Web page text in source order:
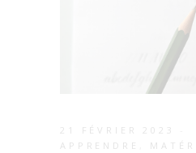
21 FÉVRIER 2023
APPRENDRE